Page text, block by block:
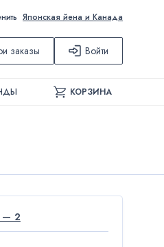
Японская йена и Канада
заказы Войти
КОРЗИНА
2